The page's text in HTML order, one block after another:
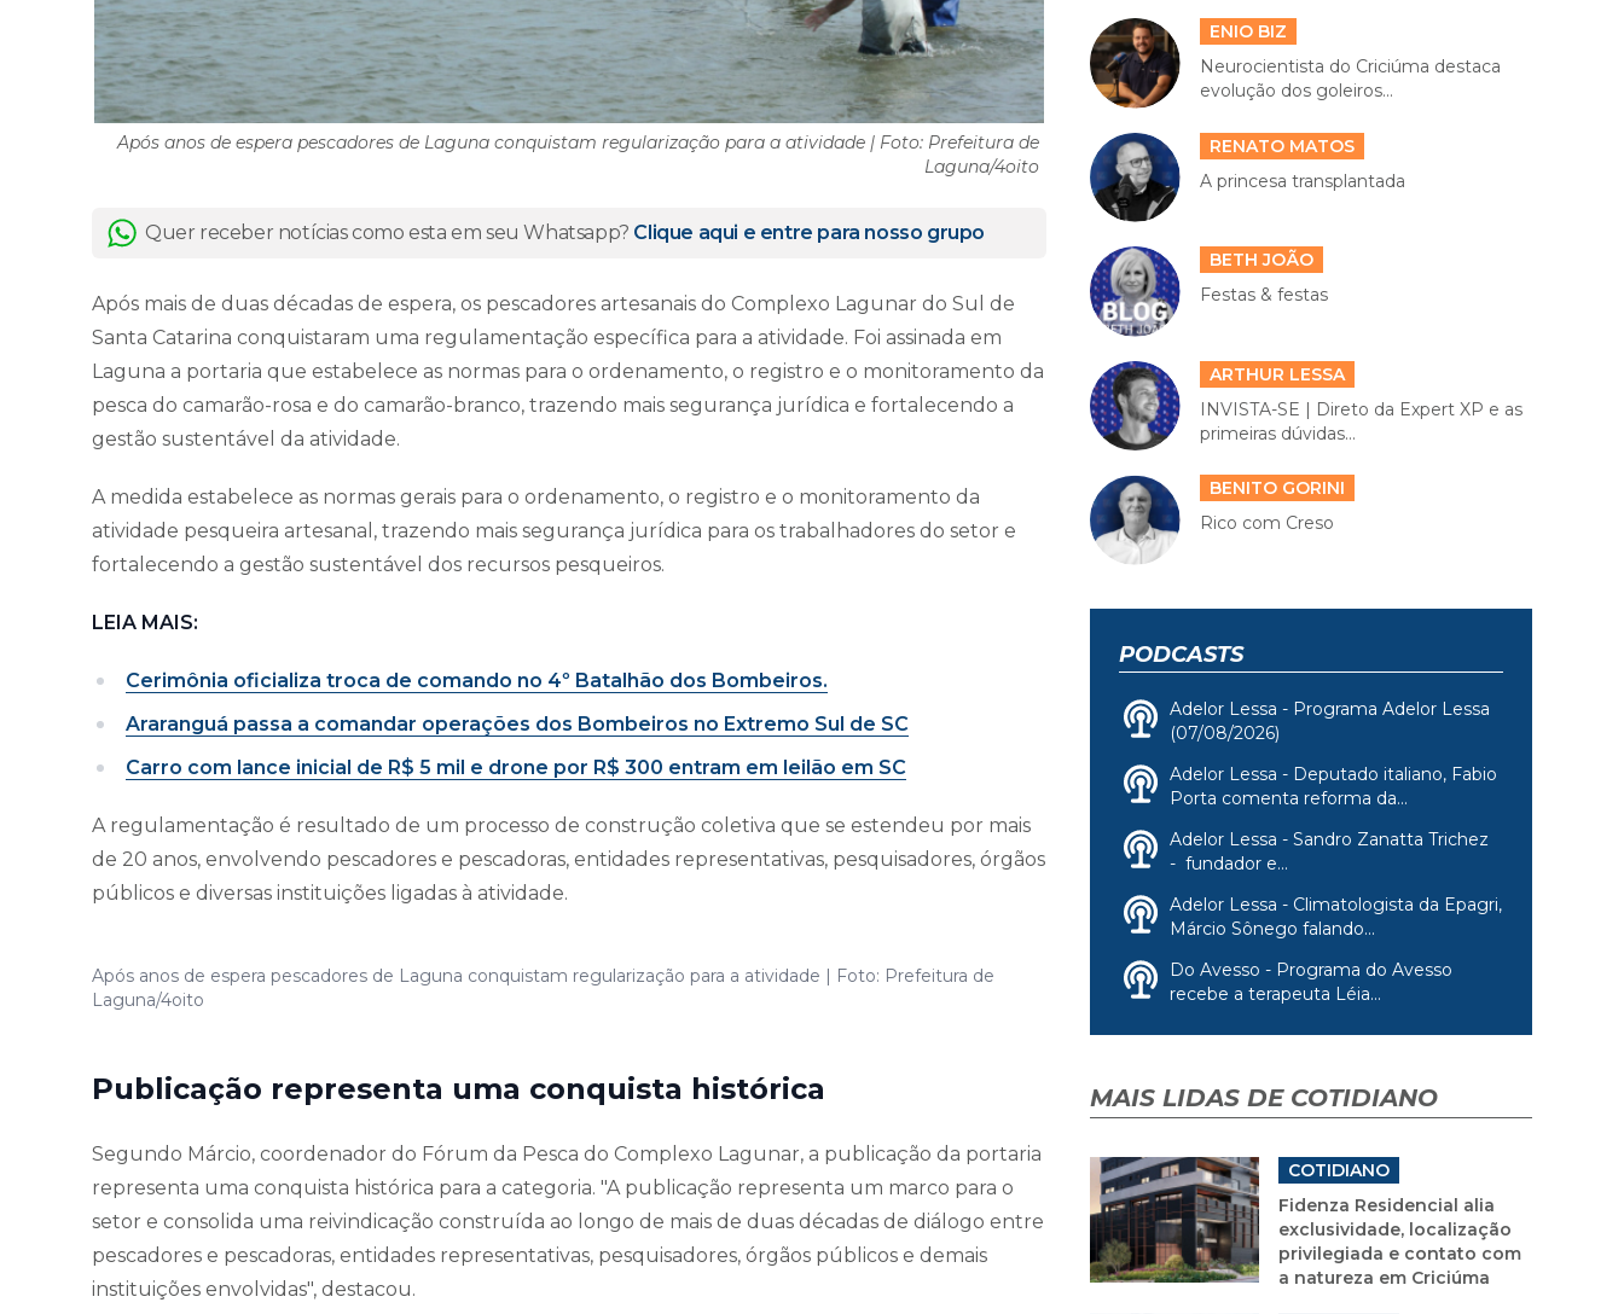
Após anos de espera pescadores de Laguna conquistam regularização para a atividade | Foto: Prefeitura de
Laguna/4oito
Quer receber notícias como esta em seu Whatsapp? Clique aqui e entre para nosso grupo
Após mais de duas décadas de espera, os pescadores artesanais do Complexo Lagunar do Sul de
Santa Catarina conquistaram uma regulamentação específica para a atividade. Foi assinada em
Laguna a portaria que estabelece as normas para o ordenamento, o registro e o monitoramento da
pesca do camarão-rosa e do camarão-branco, trazendo mais segurança jurídica e fortalecendo a
gestão sustentável da atividade.
A medida estabelece as normas gerais para o ordenamento, o registro e o monitoramento da
atividade pesqueira artesanal, trazendo mais segurança jurídica para os trabalhadores do setor e
fortalecendo a gestão sustentável dos recursos pesqueiros.
LEIA MAIS:
Cerimônia oficializa troca de comando no 4º Batalhão dos Bombeiros.
Araranguá passa a comandar operações dos Bombeiros no Extremo Sul de SC
Carro com lance inicial de R$ 5 mil e drone por R$ 300 entram em leilão em SC
A regulamentação é resultado de um processo de construção coletiva que se estendeu por mais
de 20 anos, envolvendo pescadores e pescadoras, entidades representativas, pesquisadores, órgãos
públicos e diversas instituições ligadas à atividade.
Após anos de espera pescadores de Laguna conquistam regularização para a atividade | Foto: Prefeitura de
Laguna/4oito
Publicação representa uma conquista histórica
Segundo Márcio, coordenador do Fórum da Pesca do Complexo Lagunar, a publicação da portaria
representa uma conquista histórica para a categoria. "A publicação representa um marco para o
setor e consolida uma reivindicação construída ao longo de mais de duas décadas de diálogo entre
pescadores e pescadoras, entidades representativas, pesquisadores, órgãos públicos e demais
instituições envolvidas", destacou.
ENIO BIZ
Neurocientista do Criciúma destaca
evolução dos goleiros...
RENATO MATOS
A princesa transplantada
BETH JOÃO
Festas & festas
ARTHUR LESSA
INVISTA-SE | Direto da Expert XP e as
primeiras dúvidas...
BENITO GORINI
Rico com Creso
PODCASTS
Adelor Lessa - Programa Adelor Lessa
(07/08/2026)
Adelor Lessa - Deputado italiano, Fabio
Porta comenta reforma da...
Adelor Lessa - Sandro Zanatta Trichez
- fundador e...
Adelor Lessa - Climatologista da Epagri,
Márcio Sônego falando...
Do Avesso - Programa do Avesso
recebe a terapeuta Léia...
MAIS LIDAS DE COTIDIANO
COTIDIANO
Fidenza Residencial alia
exclusividade, localização
privilegiada e contato com
a natureza em Criciúma